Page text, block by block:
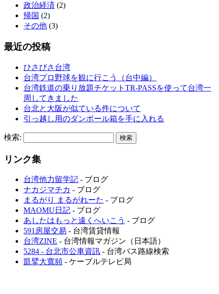
政治経済 (2)
帰国 (2)
その他 (3)
最近の投稿
ひさびさ台湾
台湾プロ野球を観に行こう（台中編）
台湾鉄道の乗り放題チケットTR-PASSを使って台湾一
周してきました
台北と大阪が似ている件について
引っ越し用のダンボール箱を手に入れる
検索:
リンク集
台湾他力留学記 - ブログ
ナカジマチカ - ブログ
まるがり まるがれーた - ブログ
MAOMU日記 - ブログ
あしたはもっと遠くへいこう - ブログ
591房屋交易 - 台湾賃貸情報
台湾ZINE - 台湾情報マガジン（日本語）
5284 - 台北市公車資訊 - 台湾バス路線検索
凱擘大寬頻 - ケーブルテレビ局